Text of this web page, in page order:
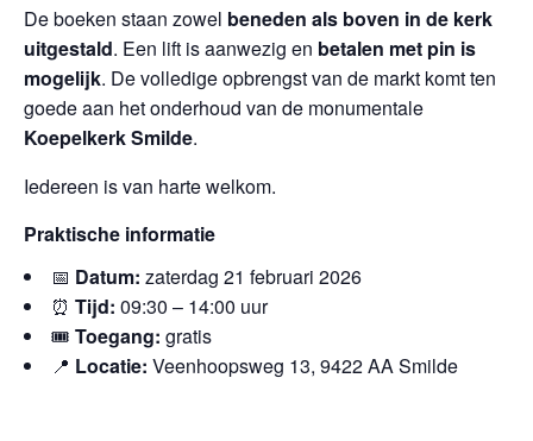
De boeken staan zowel beneden als boven in de kerk
uitgestald. Een lift is aanwezig en betalen met pin is
mogelijk. De volledige opbrengst van de markt komt ten
goede aan het onderhoud van de monumentale
Koepelkerk Smilde.
Iedereen is van harte welkom.
Praktische informatie
📅 Datum: zaterdag 21 februari 2026
⏰ Tijd: 09:30 – 14:00 uur
🎟️ Toegang: gratis
📍 Locatie: Veenhoopsweg 13, 9422 AA Smilde